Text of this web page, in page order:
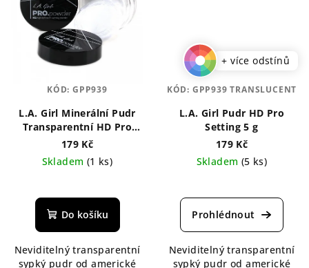
L.A. Girl Minerální Pudr
Transparentní HD Pro
Setting 5 g
179 Kč
Skladem (1 ks)
hodnocení
produktu
z
Do košíku
Neviditelný transparentní
sypký pudr od americké
KÓD:GPP939
+ více odstínů
L.A. Girl Pudr HD Pro
Setting 5 g
179 Kč
Skladem (5 ks)
hodnocení
produktu
z
Neviditelný transparentní
sypký pudr od americké
KÓD: GPP939 TRANSLUCENT